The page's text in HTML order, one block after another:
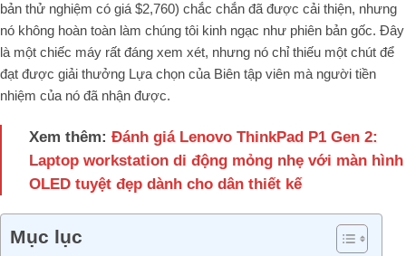
bản thử nghiệm có giá $2,760) chắc chắn đã được cải thiện, nhưng
nó không hoàn toàn làm chúng tôi kinh ngạc như phiên bản gốc. Đây
là một chiếc máy rất đáng xem xét, nhưng nó chỉ thiếu một chút để
đạt được giải thưởng Lựa chọn của Biên tập viên mà người tiền
nhiệm của nó đã nhận được.
Xem thêm: Đánh giá Lenovo ThinkPad P1 Gen 2:
Laptop workstation di động mỏng nhẹ với màn hình
OLED tuyệt đẹp dành cho dân thiết kế
Mục lục